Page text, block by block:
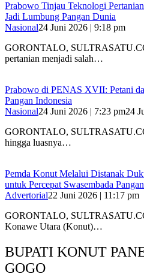
Prabowo Tinjau Teknologi
Jadi Lumbung Pangan Dunia
Nasional24 Juni 2026 | 9:18 pm
GORONTALO,
pertanian menjadi salah…
Prabowo di PENAS XVII: Petani
Pangan Indonesia
Nasional24 Juni 2026 | 7:23 pm24
GORONTALO,
hingga luasnya…
Pemda Konut Melalui Distanak
untuk Percepat Swasembada Pangan
Advertorial22 Juni 2026 | 11:17 pm
GORONTALO,
Konawe Utara (Konut)…
BUPATI KONUT
GOGO